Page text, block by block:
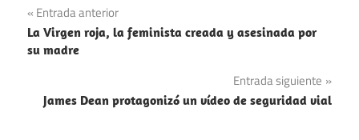
Política
Navegación
de
Entrada anterior
La Virgen roja, la feminista creada y asesinada por
su madre
Entrada siguiente
James Dean protagonizó un vídeo de seguridad vial